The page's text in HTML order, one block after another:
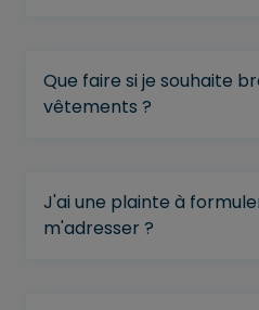
Que faire si je souhaite
vêtements ?
J'ai une plainte à
m'adresser ?